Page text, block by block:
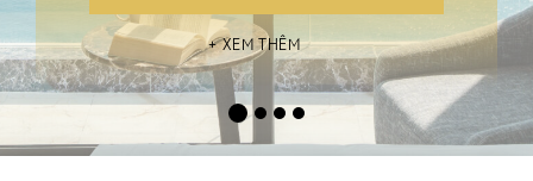
XEM THÊM